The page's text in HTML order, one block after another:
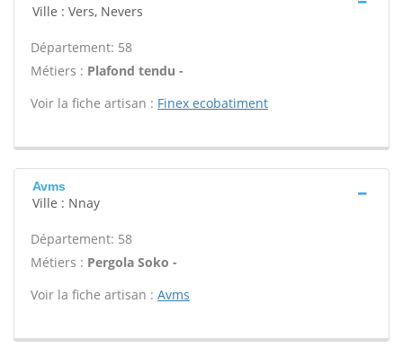
Ville : Vers, Nevers
Département: 58
Métiers : Plafond tendu -
Voir la fiche artisan : Finex ecobatiment
Avms
Ville : Nnay
Département: 58
Métiers : Pergola Soko -
Voir la fiche artisan : Avms